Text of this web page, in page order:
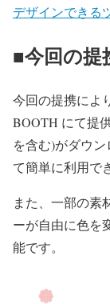
デザインできる
■今回の提
今回の提携によ
BOOTH にて提
を含む)がダウ
て簡単に利用で
また、一部の素
ーが自由に色を
能です。